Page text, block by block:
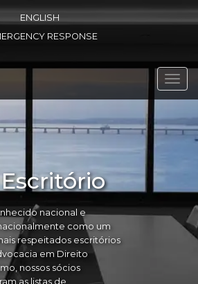
ENGLISH
RESPONSE
nacional e
como um
respeitados escritórios
em Direito
nossos sócios
as listas de